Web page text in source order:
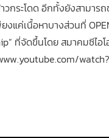
าวกระโดด อีกทั้งยังสามา
แค่เนื้อหาบางส่วนที่
ที่จัดขึ้นโดย สมาคมซีไอ